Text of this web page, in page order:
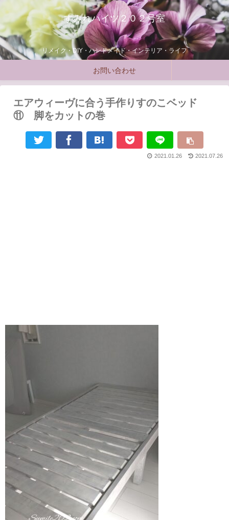
すみれハイツ２０２号室
リメイク・DIY・ハンドメイド・インテリア・ライフ
お問い合わせ
エアウィーヴに合う手作りすのこベッド
⑪ 脚をカットの巻
2021.07.26
2021.01.26